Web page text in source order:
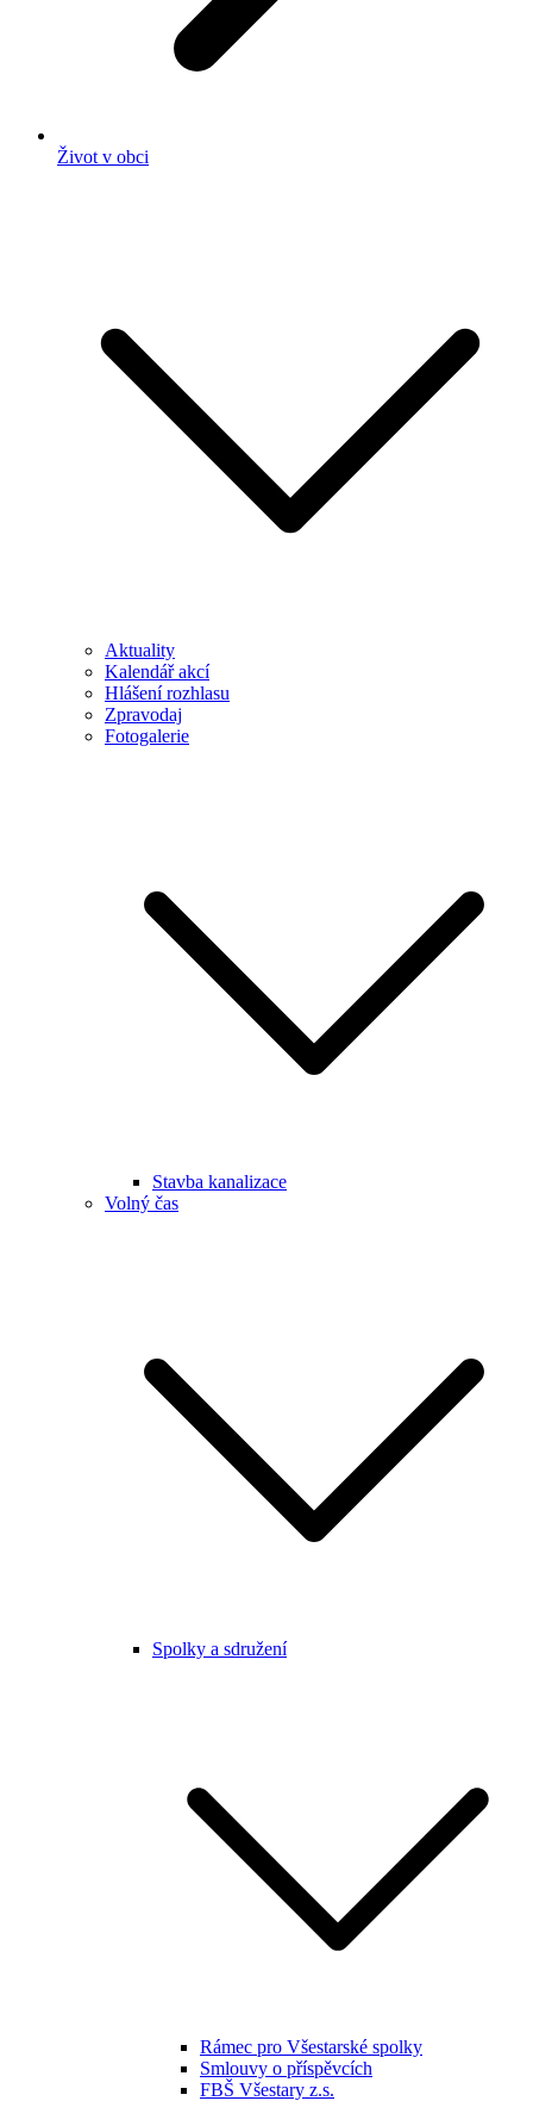
Život v obci
Aktuality
Kalendář akcí
Hlášení rozhlasu
Zpravodaj
Fotogalerie
Stavba kanalizace
Volný čas
Spolky a sdružení
Rámec pro Všestarské spolky
Smlouvy o příspěvcích
FBŠ Všestary z.s.